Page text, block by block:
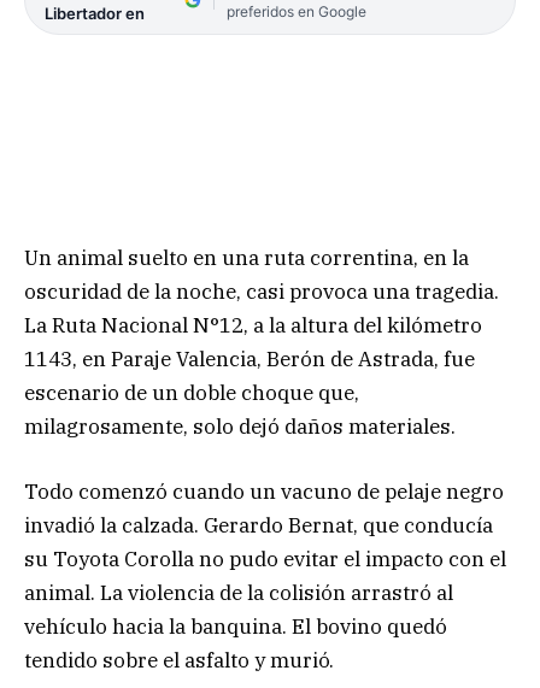
Libertador en
preferidos en Google
Un animal suelto en una ruta correntina, en la
oscuridad de la noche, casi provoca una tragedia.
La Ruta Nacional N°12, a la altura del kilómetro
1143, en Paraje Valencia, Berón de Astrada, fue
escenario de un doble choque que,
milagrosamente, solo dejó daños materiales.
Todo comenzó cuando un vacuno de pelaje negro
invadió la calzada. Gerardo Bernat, que conducía
su Toyota Corolla no pudo evitar el impacto con el
animal. La violencia de la colisión arrastró al
vehículo hacia la banquina. El bovino quedó
tendido sobre el asfalto y murió.